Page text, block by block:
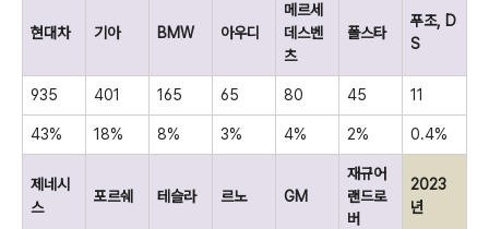
현대차 기아 BMW 아우디
메르세
데스벤
츠
폴스타
푸조, D
S
935 401 165 65 80 45 11
43% 18% 8% 3% 4% 2% 0.4%
제네시
스
포르쉐 테슬라 르노 GM
재규어
랜드로
버
2023
년